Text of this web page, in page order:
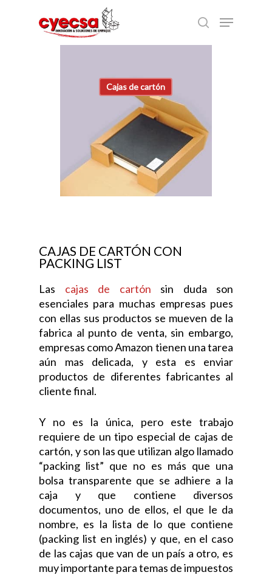
search
Menu
Cajas de cartón
CAJAS DE CARTÓN CON
PACKING LIST
Las cajas de cartón sin duda son
esenciales para muchas empresas pues
con ellas sus productos se mueven de la
fabrica al punto de venta, sin embargo,
empresas como Amazon tienen una tarea
aún mas delicada, y esta es enviar
productos de diferentes fabricantes al
cliente final.
Y no es la única, pero este trabajo
requiere de un tipo especial de cajas de
cartón, y son las que utilizan algo llamado
“packing list” que no es más que una
bolsa transparente que se adhiere a la
caja y que contiene diversos
documentos, uno de ellos, el que le da
nombre, es la lista de lo que contiene
(packing list en inglés) y que, en el caso
de las cajas que van de un país a otro, es
muy importante para temas de impuestos